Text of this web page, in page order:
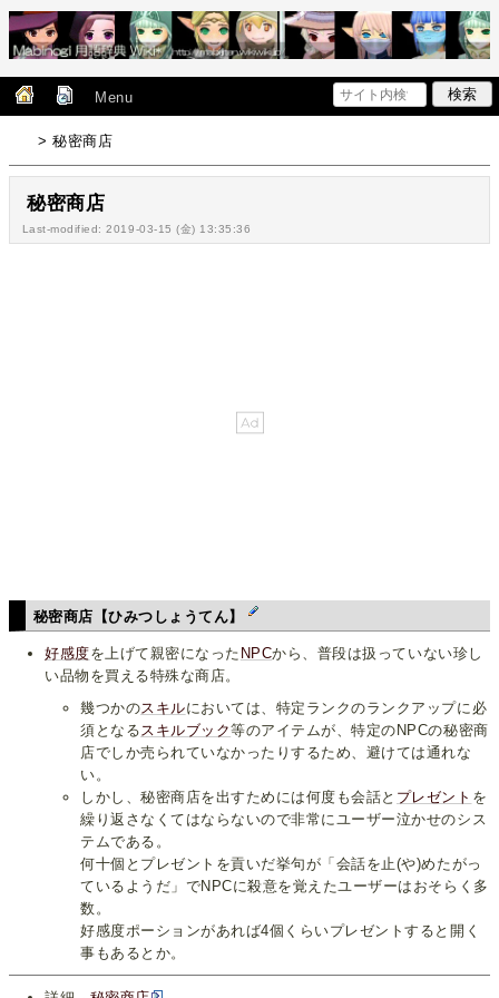
Menu
> 秘密商店
秘密商店
Last-modified: 2019-03-15 (金) 13:35:36
秘密商店【ひみつしょうてん】
好感度を上げて親密になった NPCから、普段は扱っていない珍し
い品物を買える特殊な商店。
幾つかのスキルにおいては、特定ランクのランクアップに必
須となる スキルブック等のアイテムが、特定のNPCの秘密商
店でしか売られていなかったりするため、避けては通れな
い。
しかし、秘密商店を出すためには何度も会話と プレゼント を
繰り返さなくてはならないので非常にユーザー泣かせのシス
テムである。
何十個とプレゼントを貢いだ挙句が「会話を止(や)めたがっ
ているようだ」でNPCに殺意を覚えたユーザーはおそらく多
数。
好感度ポーションがあれば4個くらいプレゼントすると開く
事もあるとか。